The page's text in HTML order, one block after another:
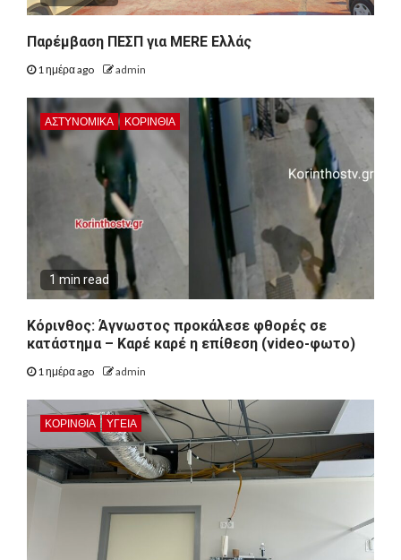
Παρέμβαση ΠΕΣΠ για MERE Ελλάς
1 ημέρα ago admin
ΑΣΤΥΝΟΜΙΚΑ ΚΟΡΙΝΘΊΑ
1 min read
Κόρινθος: Άγνωστος προκάλεσε φθορές σε
κατάστημα – Καρέ καρέ η επίθεση (video-φωτο)
1 ημέρα ago admin
ΚΟΡΙΝΘΊΑ ΥΓΕΙΑ